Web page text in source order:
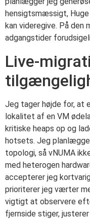
hensigtsmæssigt,
kan videregive. På
adgangstider
Live-
Jeg tager højde for, at
lokalitet af en VM
kritiske heaps op og
hotsets. Jeg
topologi, så vNUMA
med heterogen
accepterer jeg
prioriterer jeg værter
vigtigt at observere
fjernside stiger,